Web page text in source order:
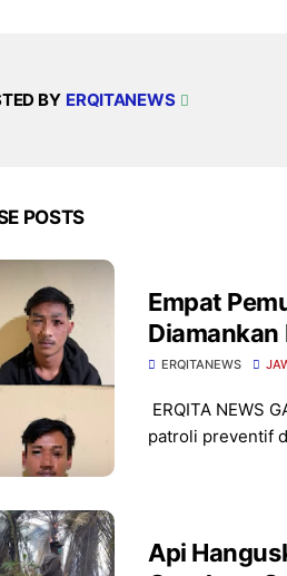
BY ERQITANEWS
POSTS
Empat
Diamankan
ERQITANEWS
​ERQITA NEWS
patroli preventif
Api